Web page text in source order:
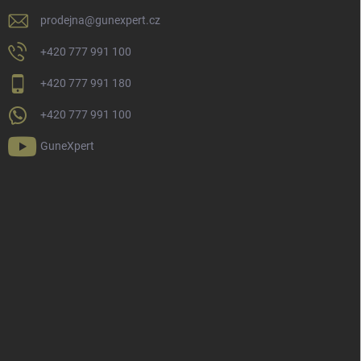
prodejna@gunexpert.cz
+420 777 991 100
+420 777 991 180
+420 777 991 100
GuneXpert